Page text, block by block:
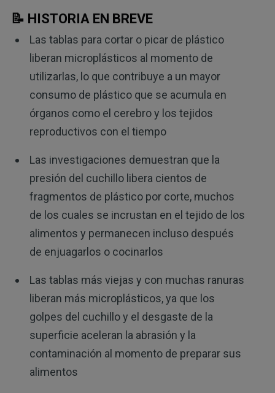
📝 HISTORIA EN BREVE
Las tablas para cortar o picar de plástico
liberan microplásticos al momento de
utilizarlas, lo que contribuye a un mayor
consumo de plástico que se acumula en
órganos como el cerebro y los tejidos
reproductivos con el tiempo
Las investigaciones demuestran que la
presión del cuchillo libera cientos de
fragmentos de plástico por corte, muchos
de los cuales se incrustan en el tejido de los
alimentos y permanecen incluso después
de enjuagarlos o cocinarlos
Las tablas más viejas y con muchas ranuras
liberan más microplásticos, ya que los
golpes del cuchillo y el desgaste de la
superficie aceleran la abrasión y la
contaminación al momento de preparar sus
alimentos